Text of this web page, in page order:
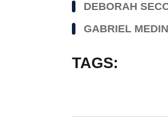
DEBORAH
GABRIEL
TAGS: